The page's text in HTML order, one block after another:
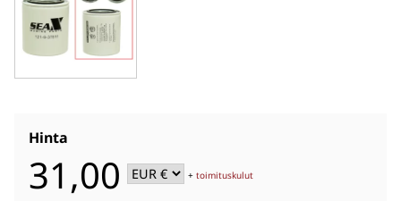
Hinta
31,00 +toimituskulut